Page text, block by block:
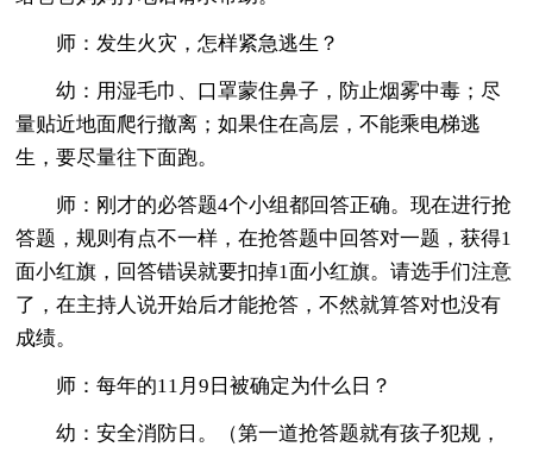
师：发生火灾，怎样紧急逃生？
幼：用湿毛巾、口罩蒙住鼻子，防止烟雾中毒；尽
量贴近地面爬行撤离；如果住在高层，不能乘电梯逃
生，要尽量往下面跑。
师：刚才的必答题4个小组都回答正确。现在进行抢
答题，规则有点不一样，在抢答题中回答对一题，获得1
面小红旗，回答错误就要扣掉1面小红旗。请选手们注意
了，在主持人说开始后才能抢答，不然就算答对也没有
成绩。
师：每年的11月9日被确定为什么日？
幼：安全消防日。（第一道抢答题就有孩子犯规，